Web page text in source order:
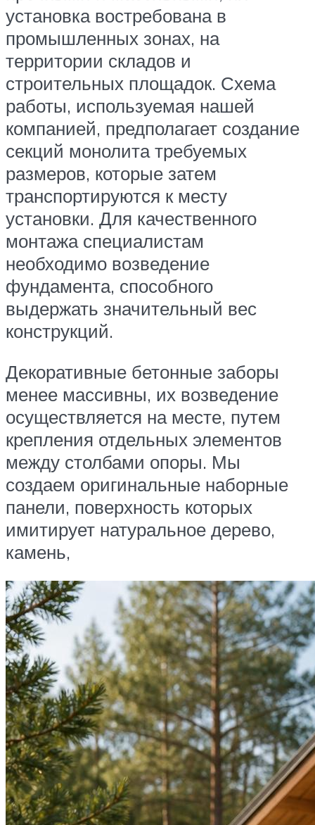
установка востребована в
промышленных зонах, на
территории складов и
строительных площадок. Схема
работы, используемая нашей
компанией, предполагает создание
секций монолита требуемых
размеров, которые затем
транспортируются к месту
установки. Для качественного
монтажа специалистам
необходимо возведение
фундамента, способного
выдержать значительный вес
конструкций.
Декоративные бетонные заборы
менее массивны, их возведение
осуществляется на месте, путем
крепления отдельных элементов
между столбами опоры. Мы
создаем оригинальные наборные
панели, поверхность которых
имитирует натуральное дерево,
камень,